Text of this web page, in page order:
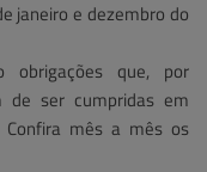
janeiro e dezembro do
obrigações que, por
de ser cumpridas em
Confira mês a mês os